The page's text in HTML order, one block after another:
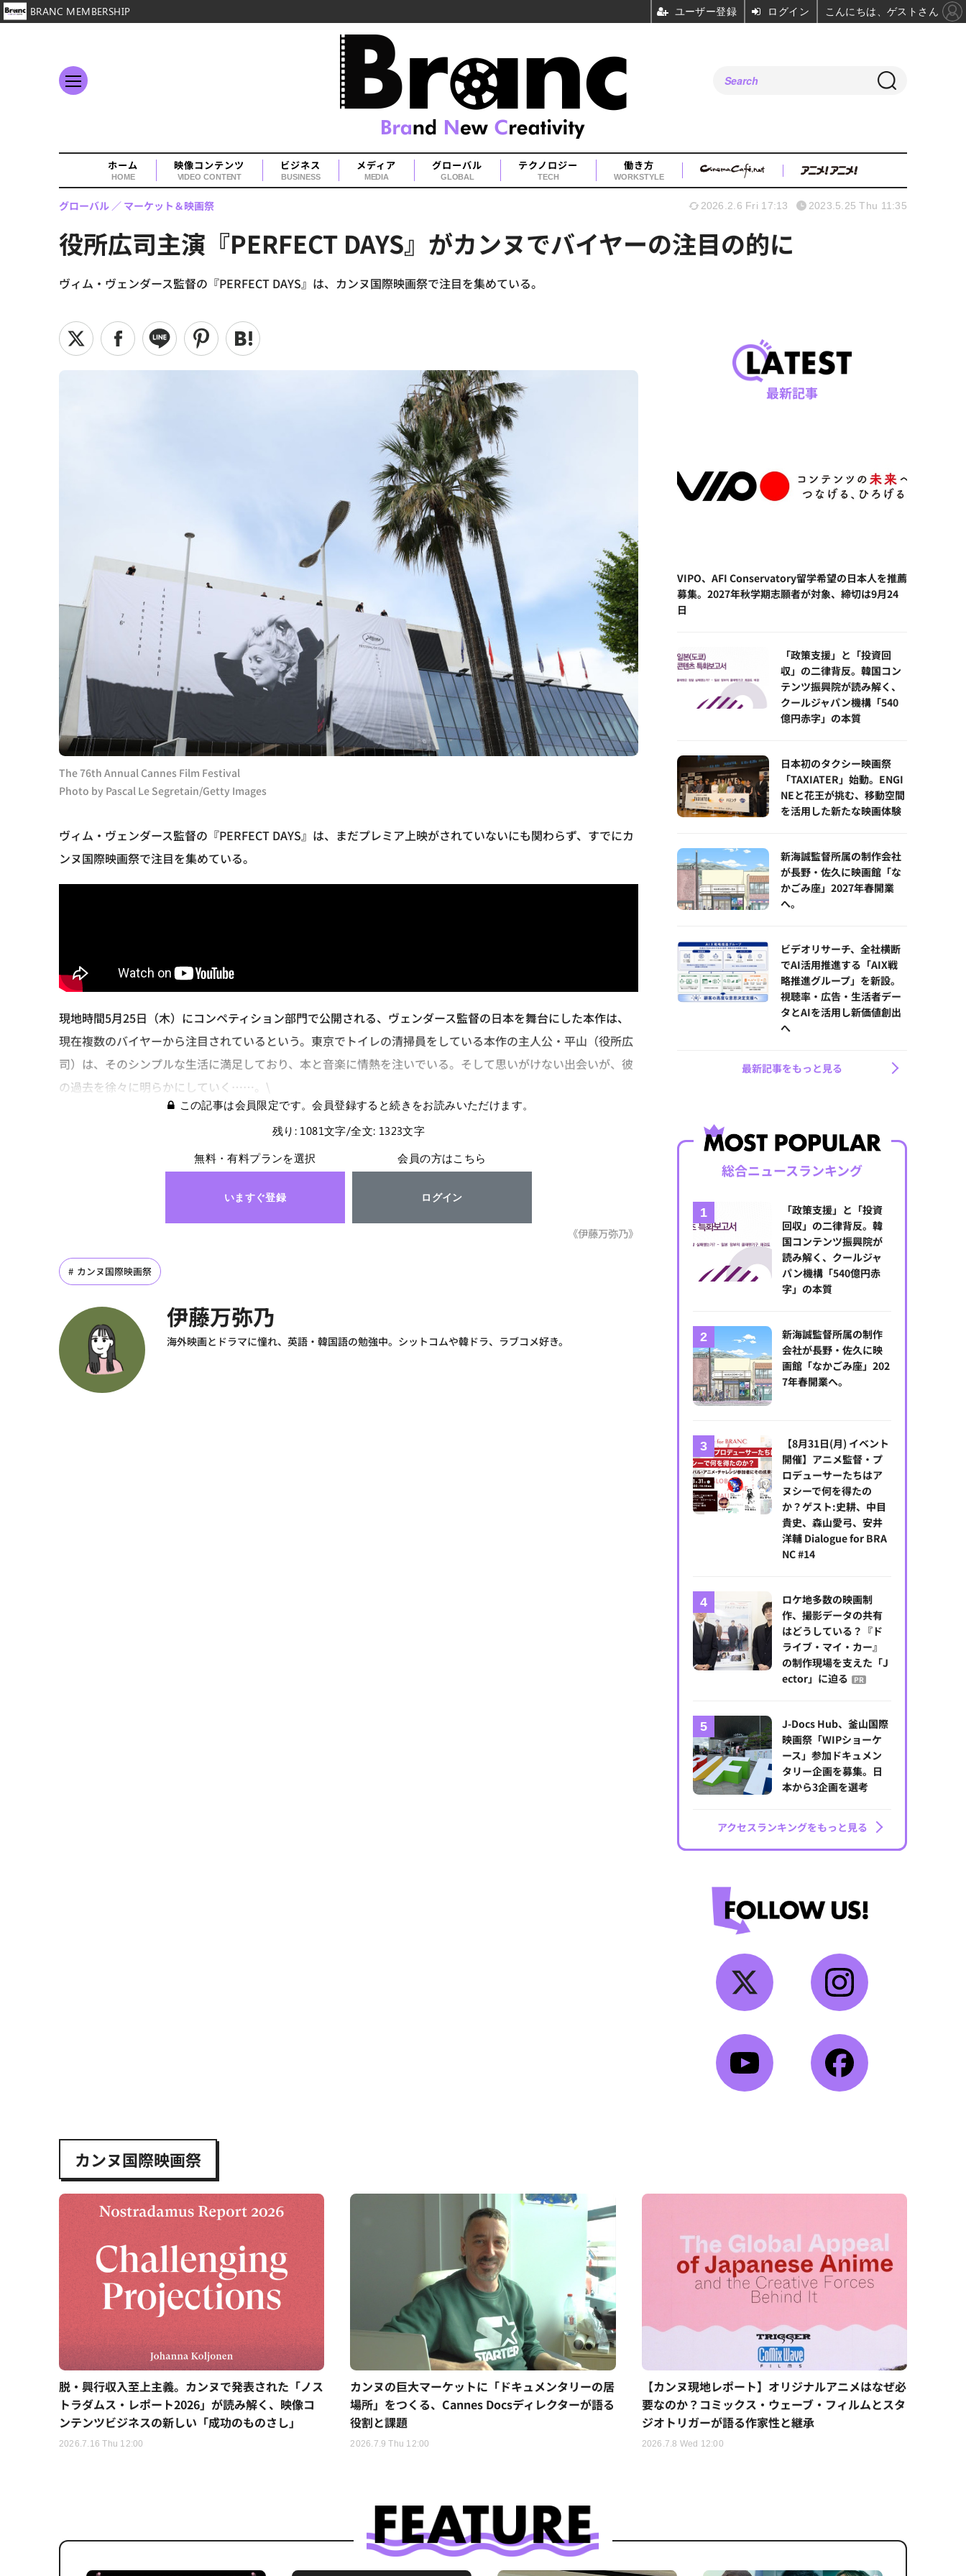
ホーム
HOME
映像コンテンツ
VIDEO CONTENT
ビジネス
BUSINESS
メディア
MEDIA
グローバル
GLOBAL
テクノロジー
TECH
働き方
WORKSTYLE
役所広司主演『PERFECT DAYS』がカンヌでバイヤーの注目の的に
ヴィム・ヴェンダース監督の『PERFECT DAYS』は、カンヌ国際映画祭で注目を集めている。
グローバル マーケット＆映画祭 2026.2.6 Fri 17:13 2023.5.25 Thu 11:35
Photo by Pascal Le Segretain/Getty Images
The 76th Annual Cannes Film Festival
ヴィム・ヴェンダース監督の『PERFECT DAYS』は、まだプレミア上映がされていないにも関わらず、すでにカ
ンヌ国際映画祭で注目を集めている。
現地時間5月25日（木）にコンペティション部門で公開される、ヴェンダース監督の日本を舞台にした本作は、
現在複数のバイヤーから注目されているという。東京でトイレの清掃員をしている本作の主人公・平山（役所広
司）は、そのシンプルな生活に満足しており、本と音楽に情熱を注いでいる。そして思いがけない出会いが、彼
の過去を徐々に明らかにしていく……。\
この記事は会員限定です。会員登録すると続きをお読みいただけます。
残り: 1081文字/全文: 1323文字
無料・有料プランを選択
いますぐ登録
会員の方はこちら
ログイン
《伊藤万弥乃》
カンヌ国際映画祭
伊藤万弥乃
海外映画とドラマに憧れ、英語・韓国語の勉強中。シットコムや韓ドラ、ラブコメ好き。
最新記事
VIPO、AFI Conservatory留学希望の日本人を推薦
募集。2027年秋学期志願者が対象、締切は9月24
日
「政策支援」と「投資回
収」の二律背反。韓国コン
テンツ振興院が読み解く、
クールジャパン機構「540
億円赤字」の本質
日本初のタクシー映画祭
「TAXIATER」始動。ENGI
NEと花王が挑む、移動空間
を活用した新たな映画体験
新海誠監督所属の制作会社
が長野・佐久に映画館「な
かごみ座」2027年春開業
へ。
ビデオリサーチ、全社横断
でAI活用推進する「AIX戦
略推進グループ」を新設。
視聴率・広告・生活者デー
タとAIを活用し新価値創出
へ
最新記事をもっと見る
総合ニュースランキング
「政策支援」と「投資
回収」の二律背反。韓
国コンテンツ振興院が
読み解く、クールジャ
パン機構「540億円赤
字」の本質
新海誠監督所属の制作
会社が長野・佐久に映
画館「なかごみ座」202
7年春開業へ。
【8月31日(月) イベント
開催】アニメ監督・プ
ロデューサーたちはア
ヌシーで何を得たの
か？ゲスト:史耕、中目
貴史、森山愛弓、安井
洋輔 Dialogue for BRA
NC #14
ロケ地多数の映画制
作、撮影データの共有
はどうしている？『ド
ライブ・マイ・カー』
の制作現場を支えた「J
ector」に迫る
PR
J-Docs Hub、釜山国際
映画祭「WIPショーケ
ース」参加ドキュメン
タリー企画を募集。日
本から3企画を選考
アクセスランキングをもっと見る
カンヌ国際映画祭
脱・興行収入至上主義。カンヌで発表された「ノス
トラダムス・レポート2026」が読み解く、映像コ
ンテンツビジネスの新しい「成功のものさし」
2026.7.16 Thu 12:00
カンヌの巨大マーケットに「ドキュメンタリーの居
場所」をつくる、Cannes Docsディレクターが語る
役割と課題
2026.7.9 Thu 12:00
【カンヌ現地レポート】オリジナルアニメはなぜ必
要なのか？コミックス・ウェーブ・フィルムとスタ
ジオトリガーが語る作家性と継承
2026.7.8 Wed 12:00
BRANC MEMBERSHIP ユーザー登録 ログイン こんにちは、ゲストさん